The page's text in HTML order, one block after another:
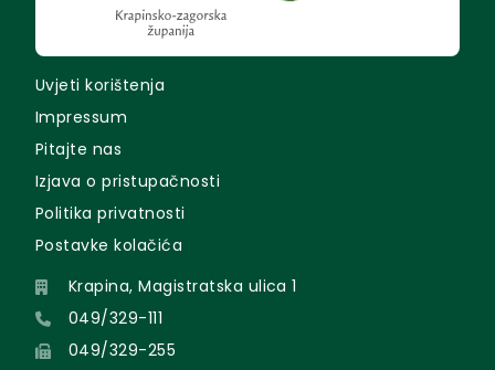
Uvjeti korištenja
Impressum
Pitajte nas
Izjava o pristupačnosti
Politika privatnosti
Postavke kolačića
Krapina, Magistratska ulica 1
049/329-111
049/329-255